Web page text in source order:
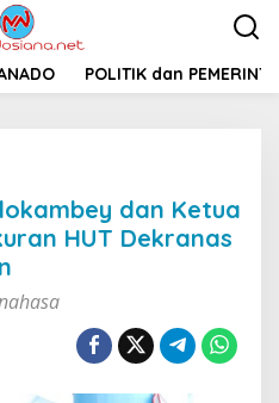
POLITIK dan
i
dan Ketua
HUT Dekranas